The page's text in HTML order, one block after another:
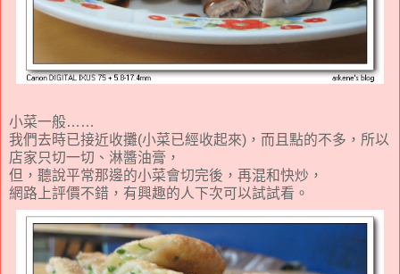
小菜一般……
我們去時已接近收攤(小菜已經收起來)，而且點的不多，所以
店家只切一切、淋醬油膏，
但，聽說平常那邊的小菜會切完後，再混和快炒，
網路上評價不錯，有興趣的人下次可以試試看。